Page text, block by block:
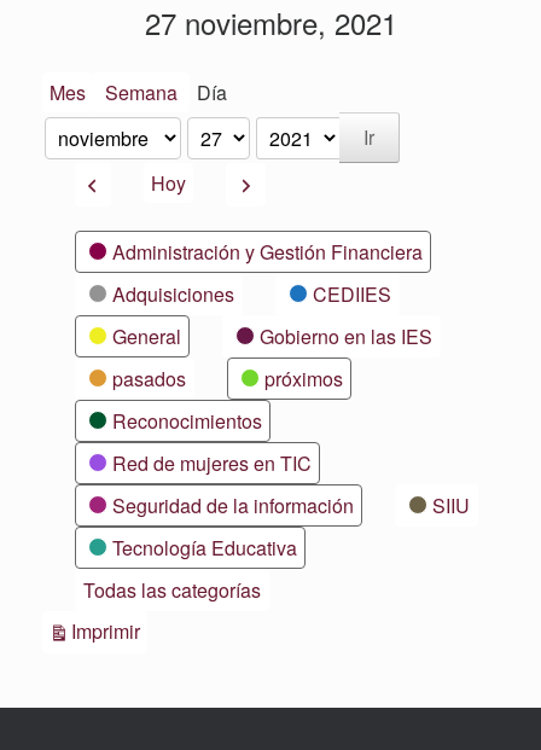
27 noviembre, 2021
Mes Semana Día
Mes
Día
Año
AnteriorHoy Siguiente
CategoríasAdministración y Gestión Financiera
Adquisiciones
CEDIIES
General
Gobierno en las IES
pasados
próximos
Reconocimientos
Red de mujeres en TIC
Seguridad de la información
SIIU
Tecnología Educativa
Todas las categorías
ImprimirVistas